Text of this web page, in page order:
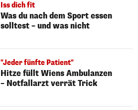
Iss dich fit
Was du nach dem Sport essen
solltest – und was nicht
"Jeder fünfte Patient"
Hitze füllt Wiens Ambulanzen
– Notfallarzt verrät Trick